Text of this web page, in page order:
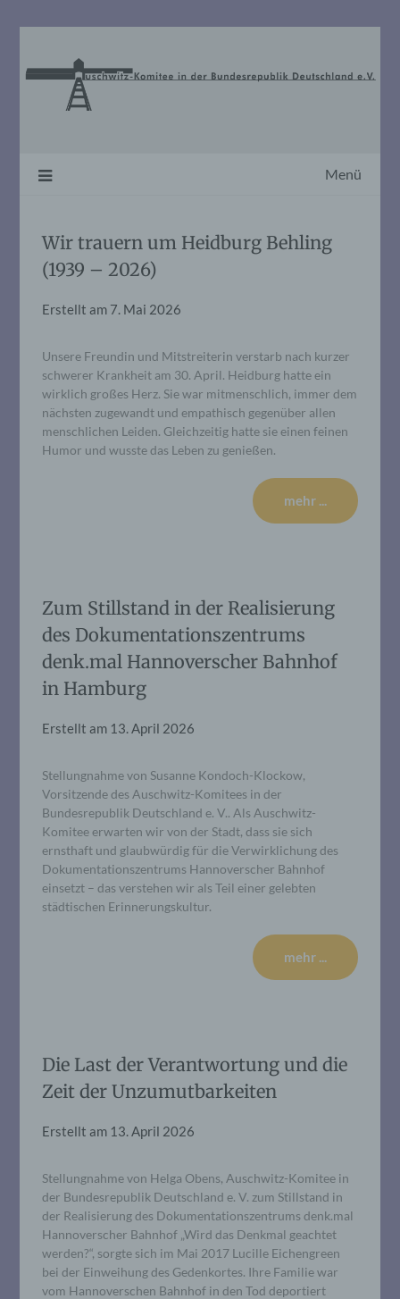
Menü
Wir trauern um Heidburg Behling
(1939 – 2026)
Erstellt am 7. Mai 2026
Unsere Freundin und Mitstreiterin verstarb nach kurzer
schwerer Krankheit am 30. April. Heidburg hatte ein
wirklich großes Herz. Sie war mitmenschlich, immer dem
nächsten zugewandt und empathisch gegenüber allen
menschlichen Leiden. Gleichzeitig hatte sie einen feinen
Humor und wusste das Leben zu genießen.
mehr ...
Zum Stillstand in der Realisierung
des Dokumentationszentrums
denk.mal Hannoverscher Bahnhof
in Hamburg
Erstellt am 13. April 2026
Stellungnahme von Susanne Kondoch-Klockow,
Vorsitzende des Auschwitz-Komitees in der
Bundesrepublik Deutschland e. V.. Als Auschwitz-
Komitee erwarten wir von der Stadt, dass sie sich
ernsthaft und glaubwürdig für die Verwirklichung des
Dokumentationszentrums Hannoverscher Bahnhof
einsetzt – das verstehen wir als Teil einer gelebten
städtischen Erinnerungskultur.
mehr ...
Die Last der Verantwortung und die
Zeit der Unzumutbarkeiten
Erstellt am 13. April 2026
Stellungnahme von Helga Obens, Auschwitz-Komitee in
der Bundesrepublik Deutschland e. V. zum Stillstand in
der Realisierung des Dokumentationszentrums denk.mal
Hannoverscher Bahnhof „Wird das Denkmal geachtet
werden?“, sorgte sich im Mai 2017 Lucille Eichengreen
bei der Einweihung des Gedenkortes. Ihre Familie war
vom Hannoverschen Bahnhof in den Tod deportiert